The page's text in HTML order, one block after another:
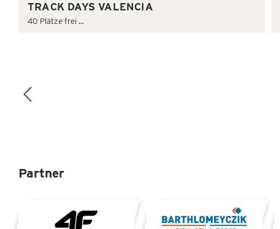
TRACK DAYS VALENCIA
40 Plätze frei ...
Partner